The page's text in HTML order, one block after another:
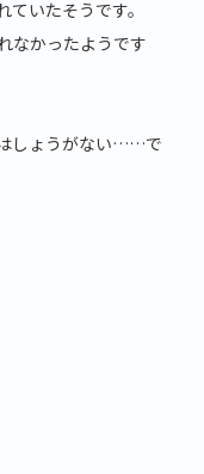
いたそうです。
なかったようです
しょうがない……で